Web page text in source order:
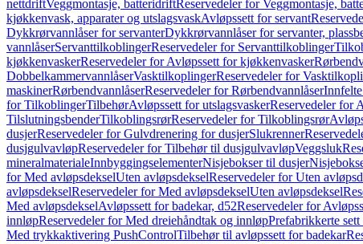
nettdriftVeggmontasje, batteridriftReservedeler for Veggmontasje,
kjøkkenvask, apparater og utslagsvaskAvløpssett for servant
Dykkrørvannlåser for servanterDykkrørvannlåser for servanter,
vannlåserServanttilkoblingerReservedeler for Servanttilkoblinger
kjøkkenvaskerReservedeler for Avløpssett for kjøkkenvasker
DobbelkammervannlåserVasktilkoplingerReservedeler for
maskinerRørbendvannlåserReservedeler for Rørbendvannlåser
for TilkoblingerTilbehørAvløpssett for utslagsvaskerReservedeler for
TilslutningsbenderTilkoblingsrørReservedeler for Tilkoblingsrør
dusjerReservedeler for Gulvdrenering for dusjerSlukrenner
dusjgulvavløpReservedeler for Tilbehør til dusjgulvavløpVeggsluk
mineralmaterialeInnbyggingselementerNisjebokser til dusjer
for Med avløpsdekselUten avløpsdekselReservedeler for Uten
avløpsdekselReservedeler for Med avløpsdekselUten avløpsdeksel
Med avløpsdekselAvløpssett for badekar, d52Reservedeler for
innløpReservedeler for Med dreiehåndtak og innløpPrefabrikkerte
Med trykkaktivering PushControlTilbehør til avløpssett for badekar